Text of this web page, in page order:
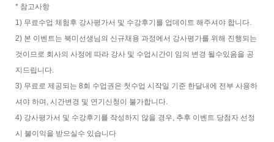
* 참고사항
1) 무료수업 체험후 강사평가서 및 수강후기를 업데이트 해주셔야 합니다.
2) 본 이벤트는 북미선생님의 신규채용 과정에서 강사평가를 위해 진행되는
것이므로 회사의 사정에 따라 강사 및 수업시간이 임의 변경 될수있음을 공
지드립니다.
3) 무료로 제공되는 8회 수업권은 첫수업 시작일 기준 한달내에 전부 사용하
셔야 하며, 시간변경 및 연기신청이 불가합니다.
4) 강사평가서 및 수강후기를 작성하지 않을 경우, 추후 이벤트 당첨자 선정
시 불이익을 받으실수 있습니다